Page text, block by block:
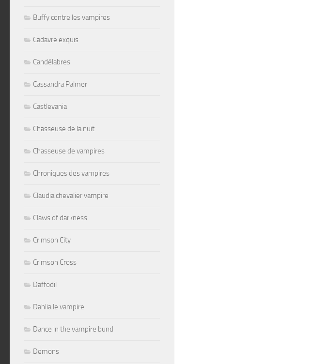
Buffy contre les vampires
Cadavre exquis
Candélabres
Cassandra Palmer
Castlevania
Chasseuse de la nuit
Chasseuse de vampires
Chroniques des vampires
Claudia chevalier vampire
Claws of darkness
Crimson City
Crimson Cross
Daffodil
Dahlia le vampire
Dance in the vampire bund
Demons